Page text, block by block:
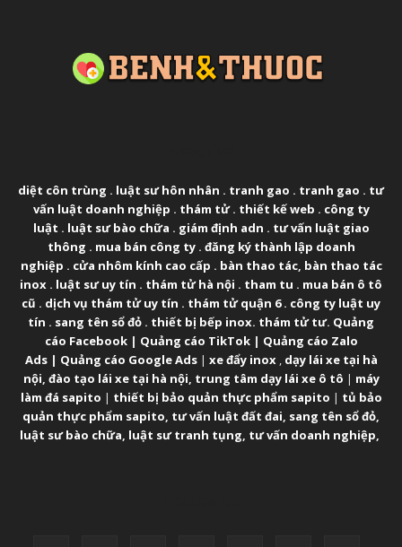
diệt côn trùng . luật sư hôn nhân . tranh gao . tranh gao . tư
vấn luật doanh nghiệp . thám tử. thiết kế web . công ty
luật . luật sư bào chữa . giám định adn . tư vấn luật giao
thông . mua bán công ty. đăng ký thành lập doanh
nghiệp . cửa nhôm kính cao cấp . bàn thao tác, bàn thao tác
inox . luật sư uy tín . thám tử hà nội . tham tu . mua bán ô tô
cũ . dịch vụ thám tử uy tín . thám tử quận 6. công ty luật uy
tín . sang tên sổ đỏ . thiết bị bếp inox. thám tử tư. Quảng
cáo Facebook| Quảng cáo TikTok| Quảng cáo Zalo
Ads| Quảng cáo Google Ads| xe đẩy inox, dạy lái xe tại hà
nội, đào tạo lái xe tại hà nội, trung tâm dạy lái xe ô tô | máy
làm đá sapito | thiết bị bảo quản thực phẩm sapito | tủ bảo
quản thực phẩm sapito, tư vấn luật đất đai, sang tên sổ đỏ,
luật sư bào chữa, luật sư tranh tụng, tư vấn doanh nghiệp,